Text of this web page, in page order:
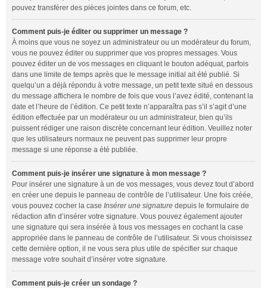
pouvez transférer des pièces jointes dans ce forum, etc.
Comment puis-je éditer ou supprimer un message ?
À moins que vous ne soyez un administrateur ou un modérateur du forum,
vous ne pouvez éditer ou supprimer que vos propres messages. Vous
pouvez éditer un de vos messages en cliquant le bouton adéquat, parfois
dans une limite de temps après que le message initial ait été publié. Si
quelqu’un a déjà répondu à votre message, un petit texte situé en dessous
du message affichera le nombre de fois que vous l’avez édité, contenant la
date et l’heure de l’édition. Ce petit texte n’apparaîtra pas s’il s’agit d’une
édition effectuée par un modérateur ou un administrateur, bien qu’ils
puissent rédiger une raison discrète concernant leur édition. Veuillez noter
que les utilisateurs normaux ne peuvent pas supprimer leur propre
message si une réponse a été publiée.
Comment puis-je insérer une signature à mon message ?
Pour insérer une signature à un de vos messages, vous devez tout d’abord
en créer une depuis le panneau de contrôle de l’utilisateur. Une fois créée,
vous pouvez cocher la case Insérer une signature depuis le formulaire de
rédaction afin d’insérer votre signature. Vous pouvez également ajouter
une signature qui sera insérée à tous vos messages en cochant la case
appropriée dans le panneau de contrôle de l’utilisateur. Si vous choisissez
cette dernière option, il ne vous sera plus utile de spécifier sur chaque
message votre souhait d’insérer votre signature.
Comment puis-je créer un sondage ?